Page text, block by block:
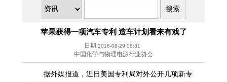
苹果获得一项汽车专利 造车计划看来有戏了
日期:2016-08-29 08:31
中国化学与物理电源行业协会
据外媒报道，近日美国专利局对外公开几项新专